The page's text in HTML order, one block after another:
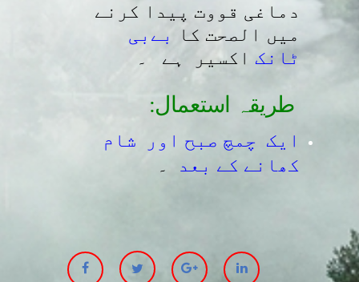
دماغی قووت پیدا کرنے
میں الصحت کا
بےبی
ٹانک اکسیر ہے ۔
ایک چمچ صبح اور شام
کھانے کے بعد
۔